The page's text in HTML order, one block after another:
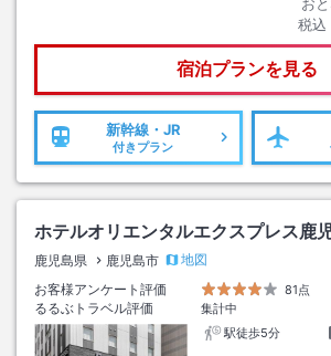
税込
宿泊プランを見る
新幹線・JR
付きプラン
ホテルオリエンタルエクスプレス鹿
鹿児島県 鹿児島市
地図
お客様アンケート評価
81点
るるぶトラベル評価
集計中
駅徒歩5分